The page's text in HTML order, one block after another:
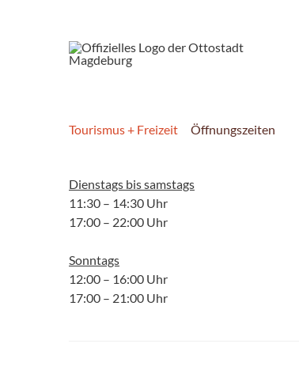
Tourismus + Freizeit Öffnungszeiten
Dienstags bis samstags
11:30 – 14:30 Uhr
17:00 – 22:00 Uhr
Sonntags
12:00 – 16:00 Uhr
17:00 – 21:00 Uhr